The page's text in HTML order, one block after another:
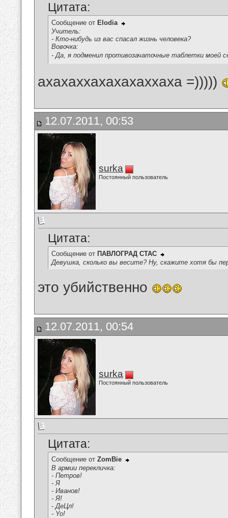
Цитата:
Сообщение от Elodia
Учитель:
- Кто-нибудь из вас спасал жизнь человека?
Вовочка:
- Да, я подменил противозачаточные таблетки моей
ахахаххахахахаххаха =)))))
12.07.2011, 00:53
surka
Постоянный пользователь
Цитата:
Сообщение от ПАВЛОГРАД СТАС
Девушка, сколько вы весите? Ну, скажите хотя бы
это убийственно
12.07.2011, 00:54
surka
Постоянный пользователь
Цитата:
Сообщение от ZomBie
В армии перекличка:
- Петров!
- Я
- Иванов!
- Я!
- ДеЦл!
- Yo!